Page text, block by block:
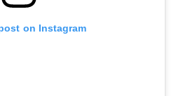
on Instagram